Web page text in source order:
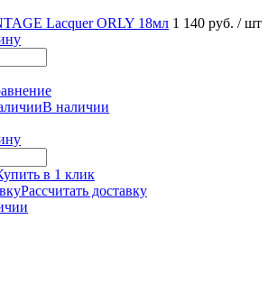
Lacquer ORLY 18мл 1 140 руб. / шт
В наличии
в 1 клик
Рассчитать доставку